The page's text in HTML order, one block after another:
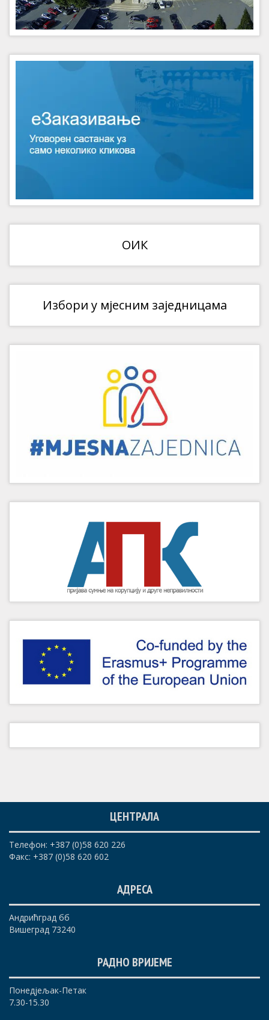
ОИК
Избори у мјесним заједницама
ЦЕНТРАЛА
Телефон: +387 (0)58 620 226
Факс: +387 (0)58 620 602
АДРЕСА
Андрићград бб
Вишеград 73240
РАДНО ВРИЈЕМЕ
Понедјељак-Петак
7.30-15.30